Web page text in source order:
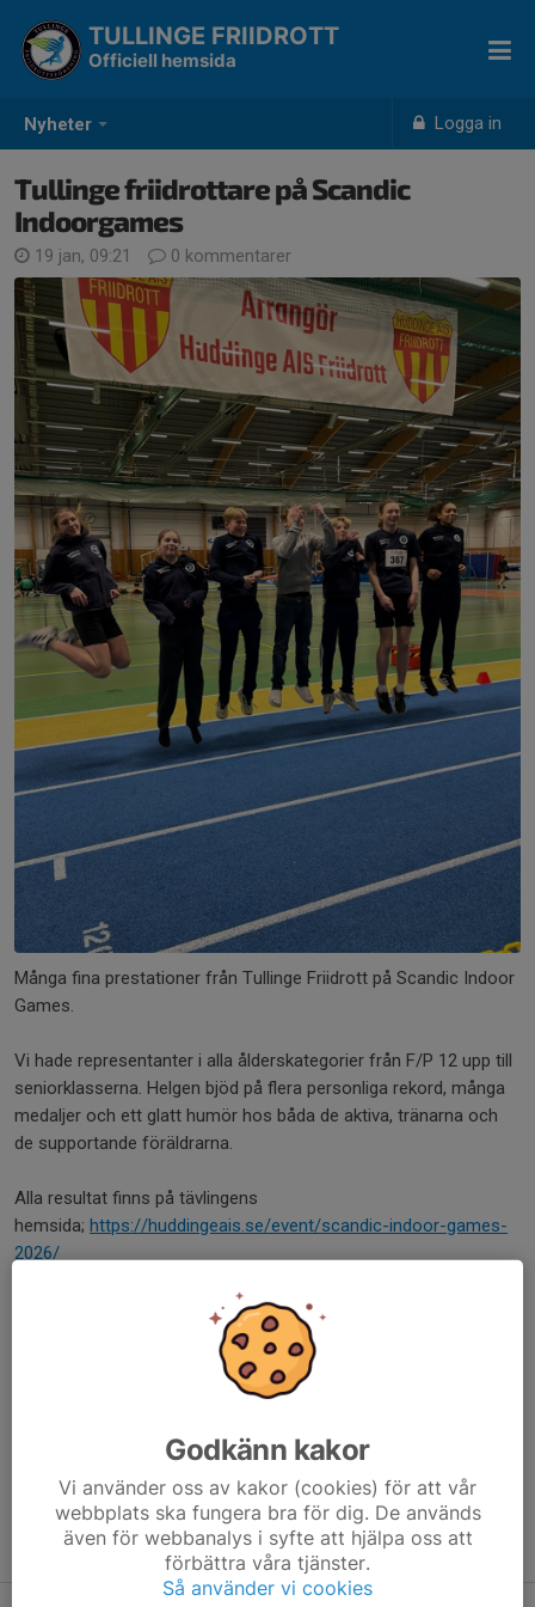
Nyheter Logga in
TULLINGE FRIIDROTT
Officiell hemsida
Tullinge friidrottare på Scandic
Indoorgames
19 jan, 09:21 0 kommentarer
Många fina prestationer från Tullinge Friidrott på Scandic Indoor
Games.
Vi hade representanter i alla ålderskategorier från F/P 12 upp till
seniorklasserna. Helgen bjöd på flera personliga rekord, många
medaljer och ett glatt humör hos båda de aktiva, tränarna och
de supportande föräldrarna.
Alla resultat finns på tävlingens
hemsida; https://huddingeais.se/event/scandic-indoor-games-
2026/
Tidigare nyheter
Godkänn kakor
Vi använder oss av kakor (cookies) för att vår
webbplats ska fungera bra för dig. De används
även för webbanalys i syfte att hjälpa oss att
förbättra våra tjänster.
Så använder vi cookies